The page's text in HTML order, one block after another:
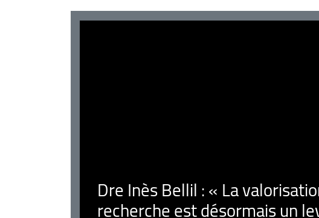
Dre Inès Bellil : « La
recherche est désormais un